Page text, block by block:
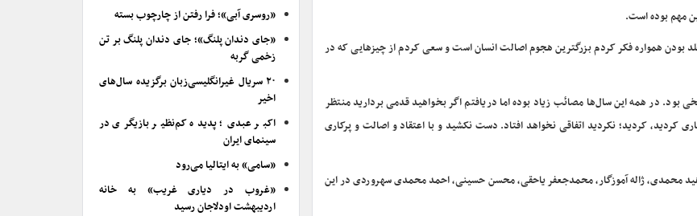
مهم بوده است.
بودن همواره فکر کردم بزرگترین هجوم اصالت انسان است و سعی کردم از چیزهایی که در
بود. در همه این سال‌ها مصائب زیاد بوده اما دریافتم اگر بخواهید قدمی بردارید منتظر
کردید، کردید؛ نکردید اتفاقی نخواهد افتاد. دست نکشید و با اعتقاد و اصالت و پرکاری
محمدی، ژاله آموزگار، محمدجعفر یاحقی، محسن حسینی، احمد محمدی سهروردی در این
«روسری آبی»؛ فرا رفتن از چارچوب بسته
«جای دندان پلنگ»؛ جای دندان پلنگ بر تن
زخمی گربه
۲۰ سریال غیرانگلیسی‌زبان برگزیده سال‌های
اخیر
اکبر عبدی؛ پدیده کم‌نظیر بازیگری در
سینمای ایران
«سامی» به ایتالیا می‌رود
«غروب در دیاری غریب» به خانه
اردیبهشت اودلاجان رسید